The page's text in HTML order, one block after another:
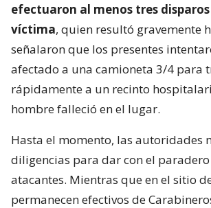
efectuaron al menos tres
víctima, quien resultó gravemente
señalaron que los presentes
afectado a una camioneta 3/4 para
rápidamente a un recinto
hombre falleció en el lugar.
Hasta el momento, las autoridades
diligencias para dar con el paradero
atacantes. Mientras que en el sitio
permanecen efectivos de